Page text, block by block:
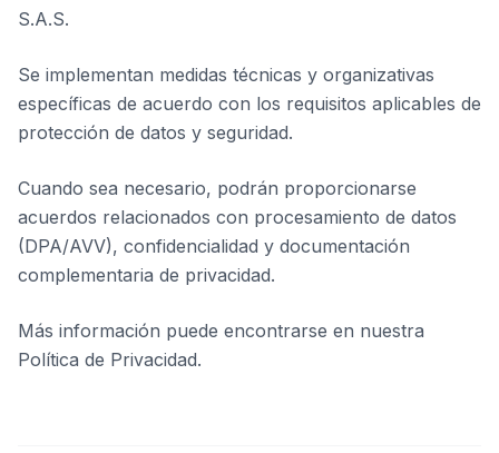
S.A.S.
Se implementan medidas técnicas y organizativas
específicas de acuerdo con los requisitos aplicables de
protección de datos y seguridad.
Cuando sea necesario, podrán proporcionarse
acuerdos relacionados con procesamiento de datos
(DPA/AVV), confidencialidad y documentación
complementaria de privacidad.
Más información puede encontrarse en nuestra
Política de Privacidad.